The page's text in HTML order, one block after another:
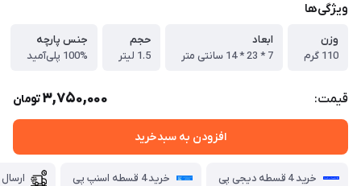
ویژگی‌ها
وزن
110 گرم
ابعاد
7 * 23 * 14 سانتی متر
حجم
1.5 لیتر
جنس پارچه
100% پلی‌آمید
قیمت: 3,750,000تومان
افزودن به سبدخرید
خرید 4 قسطه دیجی پی خرید 4 قسطه اسنپ پی